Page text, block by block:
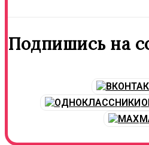
Подпишись на